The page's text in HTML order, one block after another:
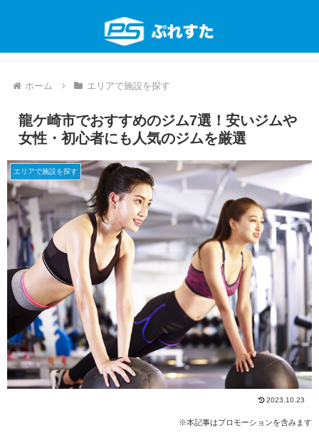
ホーム エリアで施設を探す
龍ケ崎市でおすすめのジム7選！安いジムや
女性・初心者にも人気のジムを厳選
エリアで施設を探す
2023.10.23
※本記事はプロモーションを含みます